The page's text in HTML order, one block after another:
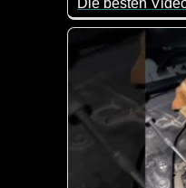
Die besten
Eine tolle